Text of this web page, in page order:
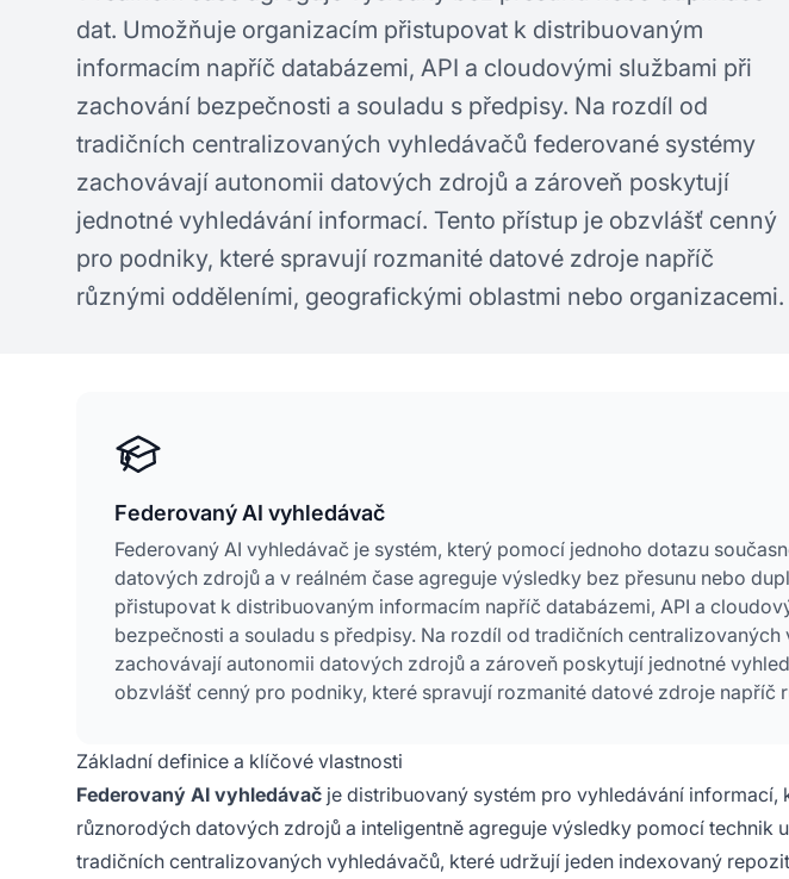
dat. Umožňuje organizacím přistupovat k distribuovaným
informacím napříč databázemi, API a cloudovými službami při
zachování bezpečnosti a souladu s předpisy. Na rozdíl od
tradičních centralizovaných vyhledávačů federované systémy
zachovávají autonomii datových zdrojů a zároveň poskytují
jednotné vyhledávání informací. Tento přístup je obzvlášť cenný
pro podniky, které spravují rozmanité datové zdroje napříč
různými odděleními, geografickými oblastmi nebo organizacemi.
Federovaný AI vyhledávač
Federovaný AI vyhledávač je systém, který pomocí jednoho dotazu
datových zdrojů a v reálném čase agreguje výsledky bez přesunu nebo
přistupovat k distribuovaným informacím napříč databázemi, API a
bezpečnosti a souladu s předpisy. Na rozdíl od tradičních
zachovávají autonomii datových zdrojů a zároveň poskytují jednotné
obzvlášť cenný pro podniky, které spravují rozmanité datové zdroje napříč
Základní definice a klíčové vlastnosti
Federovaný AI vyhledávač je distribuovaný systém pro vyhledávání informací,
různorodých datových zdrojů a inteligentně agreguje výsledky pomocí technik
tradičních centralizovaných vyhledávačů, které udržují jeden indexovaný